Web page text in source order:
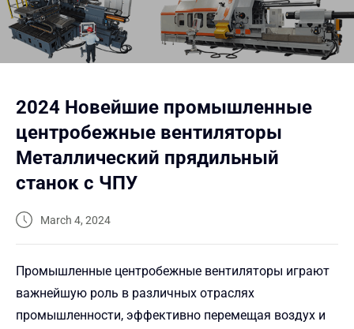
2024 Новейшие промышленные
центробежные вентиляторы
Металлический прядильный
станок с ЧПУ
March 4, 2024
Промышленные центробежные вентиляторы играют
важнейшую роль в различных отраслях
промышленности, эффективно перемещая воздух и